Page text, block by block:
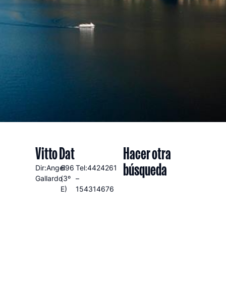
Vitto Dat
Dir:Angel
Gallardo
696
(3º
E)
Tel:4424261
–
154314676
Hacer otra
búsqueda